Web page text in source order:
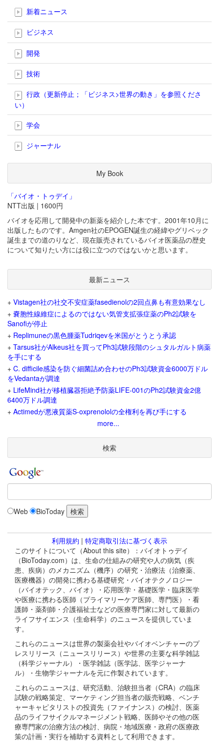
新着ニュース
ビジネス
開発
技術
行政（更新停止；「ビジネス>世界の動き」を参照くださ
い）
学会
ジャーナル
My Book
「バイオ・トゥデイ」
NTT出版 | 1600円
バイオを応用して開発中の新薬を紹介した本です。2001年10月に
出版したものです。Amgen社のEPOGEN誕生の経緯やグリベック
誕生までの道のりなど、現在販売されているバイオ医薬品の歴史
について知りたい方には役に立つのではないかと思います。
最新ニュース
+ Vistagen社の社交不安症薬fasedienolの2回点鼻も有意効果なし
+ 嚢胞性線維症によるのではない気管支拡張症薬のPh2試験を
Sanofiが停止
+ Replimuneの黒色腫薬Tudriqevを米国がとうとう承認
+ Tarsus社がAlkeus社を買ってPh3試験段階のシュタルガルト病薬
を手にする
+ C. difficile感染を防ぐ細菌詰め合わせのPh3試験資金6000万ドル
をVedantaが調達
+ LifeMind社が移植臓器拒絶予防薬LIFE-001のPh2試験資金2億
6400万ドル調達
+ Actimedが悪液質薬S-oxprenololの全権利を再び手にする
more...
検索
Web BioToday
利用規約 | 特定商取引法に基づく表示
このサイトについて（About this site）：バイオトゥデイ
（BioToday.com）は、生命の仕組みの研究や人の病気（疾
患、疾病）のメカニズム（機序）の研究・治療法（治療薬、
医療機器）の開発に携わる基礎研究・バイオテクノロジー
（バイオテック、バイオ）・応用医学・基礎医学・臨床医学
や医療に携わる医師（プライマリーケア医師、専門医）・看
護師・薬剤師・介護福祉士などの医療専門家に対して最新の
ライフサイエンス（生命科学）のニュースを提供していま
す。
これらのニュースは世界の製薬会社やバイオベンチャーのプ
レスリリース（ニュースリリース）や世界の主要な科学雑誌
（科学ジャーナル）・医学雑誌（医学誌、医学ジャーナ
ル）・生物学ジャーナルを元に作製されています。
これらのニュースは、研究活動、治験担当者（CRA）の臨床
試験の戦略策定、マーケティング担当者の販売戦略、ベンチ
ャーキャピタリストの投資先（ファイナンス）の検討、医薬
品のライフサイクルマネージメント戦略、医師やその他の医
療専門家の治療方法の検討、病院・地域医療・政府の医療政
策の計画・実行を補助する資料として利用できます。